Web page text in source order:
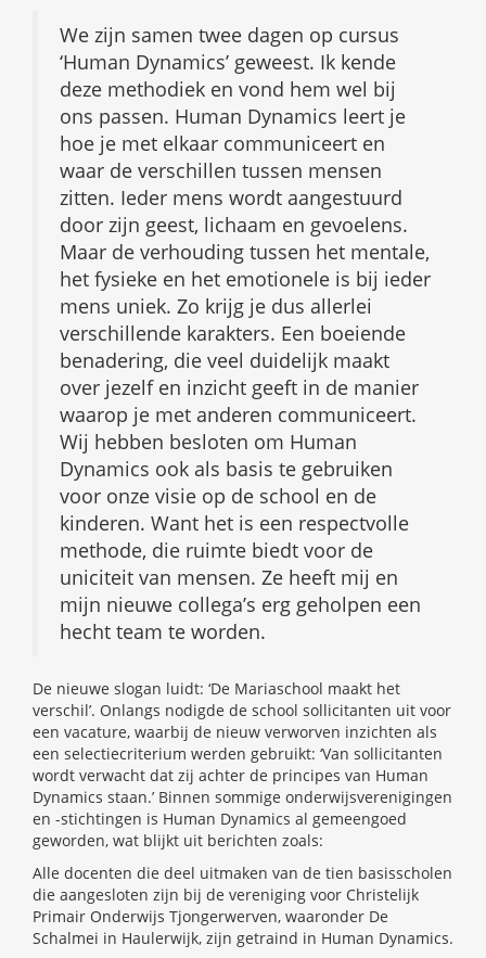
We zijn samen twee dagen op cursus
‘Human Dynamics’ geweest. Ik kende
deze methodiek en vond hem wel bij
ons passen. Human Dynamics leert je
hoe je met elkaar communiceert en
waar de verschillen tussen mensen
zitten. Ieder mens wordt aangestuurd
door zijn geest, lichaam en gevoelens.
Maar de verhouding tussen het mentale,
het fysieke en het emotionele is bij ieder
mens uniek. Zo krijg je dus allerlei
verschillende karakters. Een boeiende
benadering, die veel duidelijk maakt
over jezelf en inzicht geeft in de manier
waarop je met anderen communiceert.
Wij hebben besloten om Human
Dynamics ook als basis te gebruiken
voor onze visie op de school en de
kinderen. Want het is een respectvolle
methode, die ruimte biedt voor de
uniciteit van mensen. Ze heeft mij en
mijn nieuwe collega’s erg geholpen een
hecht team te worden.
De nieuwe slogan luidt: ‘De Mariaschool maakt het
verschil’. Onlangs nodigde de school sollicitanten uit voor
een vacature, waarbij de nieuw verworven inzichten als
een selectiecriterium werden gebruikt: ‘Van sollicitanten
wordt verwacht dat zij achter de principes van Human
Dynamics staan.’ Binnen sommige onderwijsverenigingen
en -stichtingen is Human Dynamics al gemeengoed
geworden, wat blijkt uit berichten zoals:
Alle docenten die deel uitmaken van de tien basisscholen
die aangesloten zijn bij de vereniging voor Christelijk
Primair Onderwijs Tjongerwerven, waaronder De
Schalmei in Haulerwijk, zijn getraind in Human Dynamics.